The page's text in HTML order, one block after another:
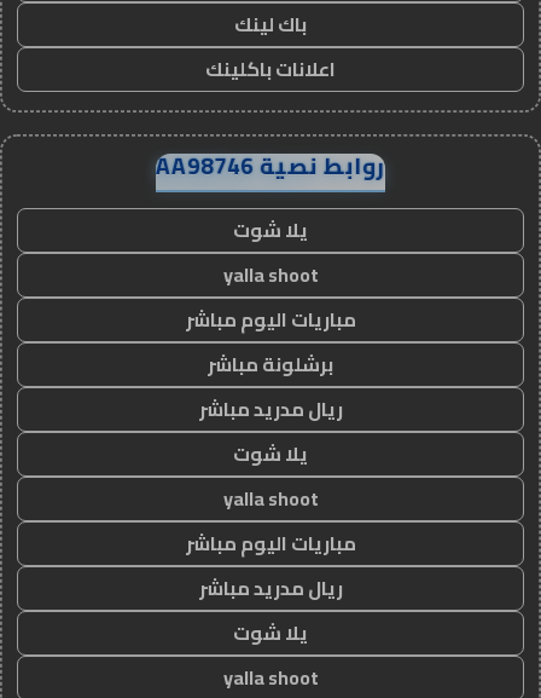
باك لينك
اعلانات باكلينك
روابط نصية AA98746
يلا شوت
yalla shoot
مباريات اليوم مباشر
برشلونة مباشر
ريال مدريد مباشر
يلا شوت
yalla shoot
مباريات اليوم مباشر
ريال مدريد مباشر
يلا شوت
yalla shoot